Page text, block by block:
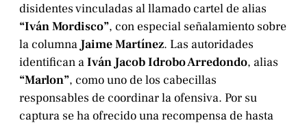
disidentes vinculadas al llamado cartel de alias
“Iván Mordisco”, con especial señalamiento sobre
la columna Jaime Martínez. Las autoridades
identifican aIván Jacob Idrobo Arredondo, alias
“Marlon”, como uno de los cabecillas
responsables de coordinar la ofensiva. Por su
captura se ha ofrecido una recompensa de hasta